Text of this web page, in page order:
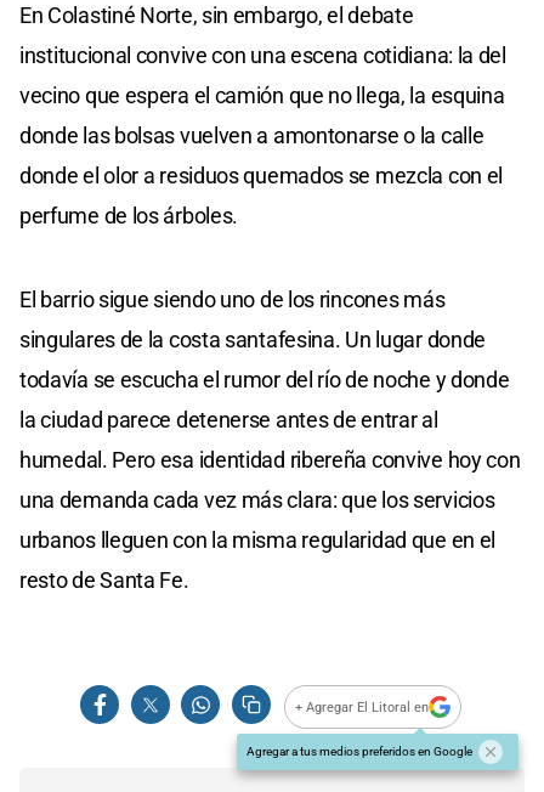
En Colastiné Norte, sin embargo, el debate
institucional convive con una escena cotidiana: la del
vecino que espera el camión que no llega, la esquina
donde las bolsas vuelven a amontonarse o la calle
donde el olor a residuos quemados se mezcla con el
perfume de los árboles.
El barrio sigue siendo uno de los rincones más
singulares de la costa santafesina. Un lugar donde
todavía se escucha el rumor del río de noche y donde
la ciudad parece detenerse antes de entrar al
humedal. Pero esa identidad ribereña convive hoy con
una demanda cada vez más clara: que los servicios
urbanos lleguen con la misma regularidad que en el
resto de Santa Fe.
+ Agregar El Litoral en
Agregar a tus medios preferidos en Google